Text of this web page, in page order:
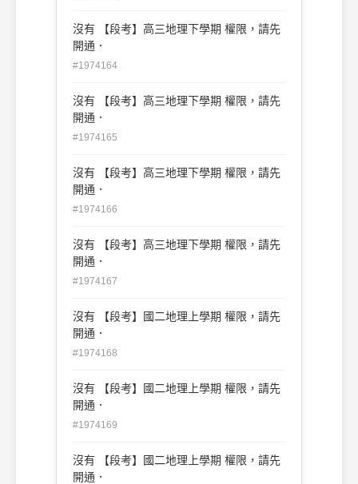
沒有 【段考】高三地理下學期 權限，請先
開通．
#1974164
沒有 【段考】高三地理下學期 權限，請先
開通．
#1974165
沒有 【段考】高三地理下學期 權限，請先
開通．
#1974166
沒有 【段考】高三地理下學期 權限，請先
開通．
#1974167
沒有 【段考】國二地理上學期 權限，請先
開通．
#1974168
沒有 【段考】國二地理上學期 權限，請先
開通．
#1974169
沒有 【段考】國二地理上學期 權限，請先
開通．